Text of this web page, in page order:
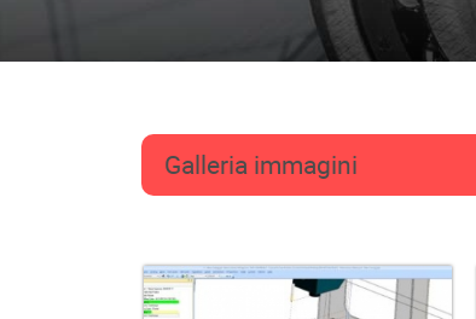
Galleria immagini